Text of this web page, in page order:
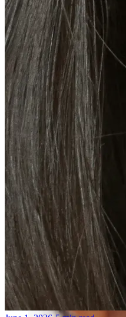
Fat Loss & Body
CoolSculpting®
Double Chin Fat-
Injections in
Emsculpt NEO®
Slimwave
Venus Bliss
Body Clinic